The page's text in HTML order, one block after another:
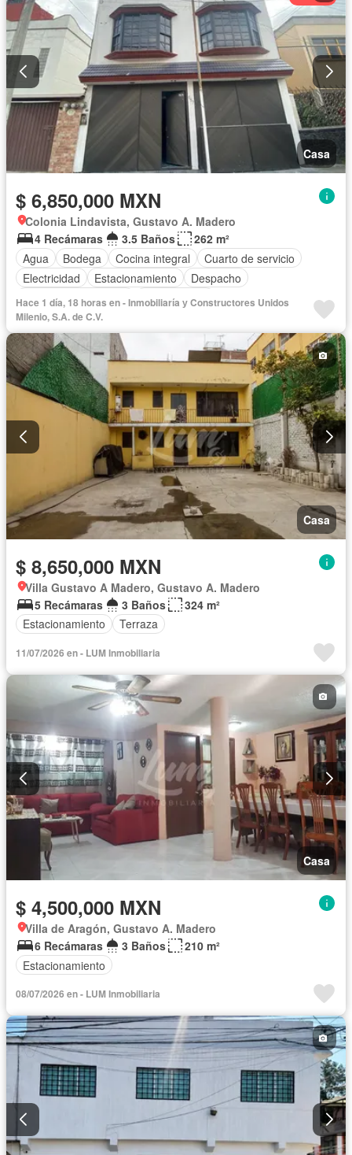
Casa
$ 6,850,000 MXN
Colonia Lindavista, Gustavo A. Madero
4 Recámaras
3.5 Baños
262 m²
Agua
Bodega Cocina integral
Cuarto de servicio
Electricidad
Estacionamiento
Despacho
Recámara con closet
Sin amueblar
Hace 1 día, 18 horas en - Inmobiliaría у Constructores Unidos
Milenio, S.A. de C.V.
Casa
$ 8,650,000 MXN
Villa Gustavo A Madero, Gustavo A. Madero
5 Recámaras
3 Baños
324 m²
Estacionamiento
Terraza
11/07/2026 en - LUM Inmobiliaria
Casa
$ 4,500,000 MXN
Villa de Aragón, Gustavo A. Madero
6 Recámaras
3 Baños
210 m²
Estacionamiento
08/07/2026 en - LUM Inmobiliaria